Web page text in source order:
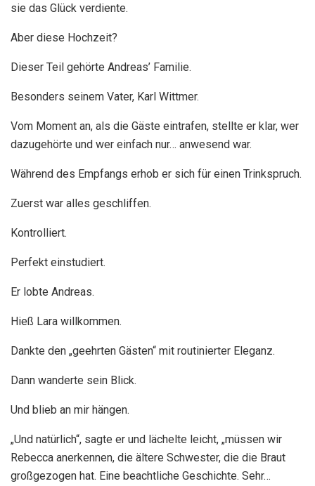
sie das Glück verdiente.
Aber diese Hochzeit?
Dieser Teil gehörte Andreas’ Familie.
Besonders seinem Vater, Karl Wittmer.
Vom Moment an, als die Gäste eintrafen, stellte er klar, wer
dazugehörte und wer einfach nur… anwesend war.
Während des Empfangs erhob er sich für einen Trinkspruch.
Zuerst war alles geschliffen.
Kontrolliert.
Perfekt einstudiert.
Er lobte Andreas.
Hieß Lara willkommen.
Dankte den „geehrten Gästen“ mit routinierter Eleganz.
Dann wanderte sein Blick.
Und blieb an mir hängen.
„Und natürlich“, sagte er und lächelte leicht, „müssen wir
Rebecca anerkennen, die ältere Schwester, die die Braut
großgezogen hat. Eine beachtliche Geschichte. Sehr…